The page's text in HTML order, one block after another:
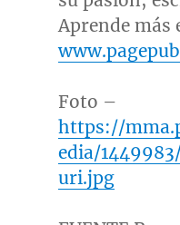
Aprende más
Foto –
https://
edia/
uri.jpg